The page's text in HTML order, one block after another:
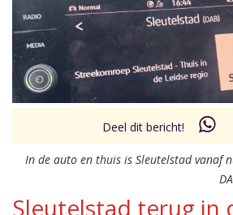
Deel dit bericht!
In de auto en thuis is Sleutelstad vanaf
Sleutelstad terug in